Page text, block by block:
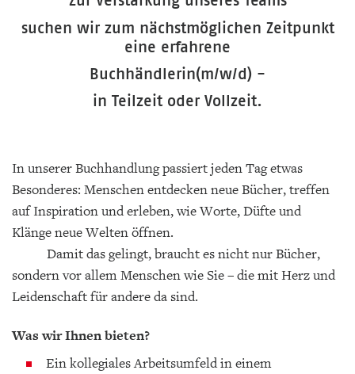
suchen wir zum nächstmöglichen Zeitpunkt
eine erfahrene
Buchhändlerin(m/w/d) -
in Teilzeit oder Vollzeit.
In unserer Buchhandlung passiert jeden Tag etwas
Besonderes: Menschen entdecken neue Bücher, treffen
auf Inspiration und erleben, wie Worte, Düfte und
Klänge neue Welten öffnen.
Damit das gelingt, braucht es nicht nur Bücher,
sondern vor allem Menschen wie Sie – die mit Herz und
Leidenschaft für andere da sind.
Was wir Ihnen bieten?
Ein kollegiales Arbeitsumfeld in einem